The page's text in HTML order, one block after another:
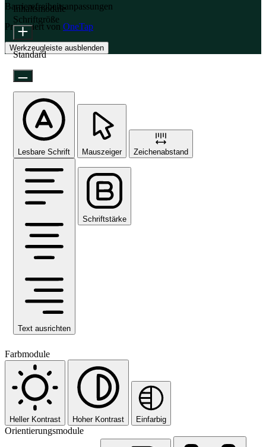
Barrierefreiheitsanpassungen
Präsentiert von OneTap
Werkzeugleiste ausblenden
Inhaltsmodule
Schriftgröße
Standard
Lesbare Schrift Mauszeiger Zeichenabstand
Text ausrichten
Schriftstärke
Farbmodule
Heller Kontrast Hoher Kontrast Einfarbig
Orientierungsmodule